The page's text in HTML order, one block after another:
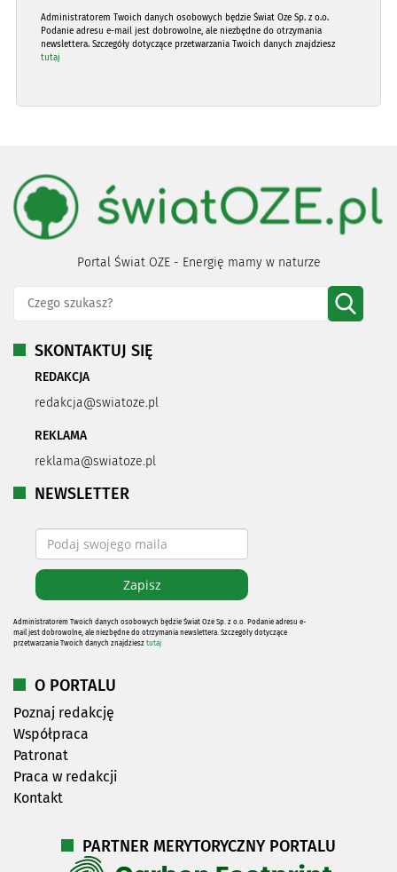
Administratorem Twoich danych osobowych będzie Świat Oze Sp. z o.o.
Podanie adresu e-mail jest dobrowolne, ale niezbędne do otrzymania
newslettera. Szczegóły dotyczące przetwarzania Twoich danych znajdziesz
tutaj
Portal Świat OZE - Energię mamy w naturze
SKONTAKTUJ SIĘ
REDAKCJA
redakcja@swiatoze.pl
REKLAMA
reklama@swiatoze.pl
NEWSLETTER
Administratorem Twoich danych osobowych będzie Świat Oze Sp. z o.o. Podanie adresu e-
mail jest dobrowolne, ale niezbędne do otrzymania newslettera. Szczegóły dotyczące
przetwarzania Twoich danych znajdziesz tutaj
O PORTALU
Poznaj redakcję
Współpraca
Patronat
Praca w redakcji
Kontakt
PARTNER MERYTORYCZNY PORTALU